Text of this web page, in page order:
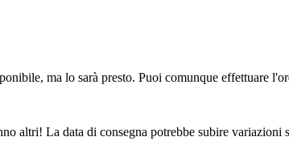
ma lo sarà presto. Puoi comunque effettuare
altri! La data di consegna potrebbe subire variazioni